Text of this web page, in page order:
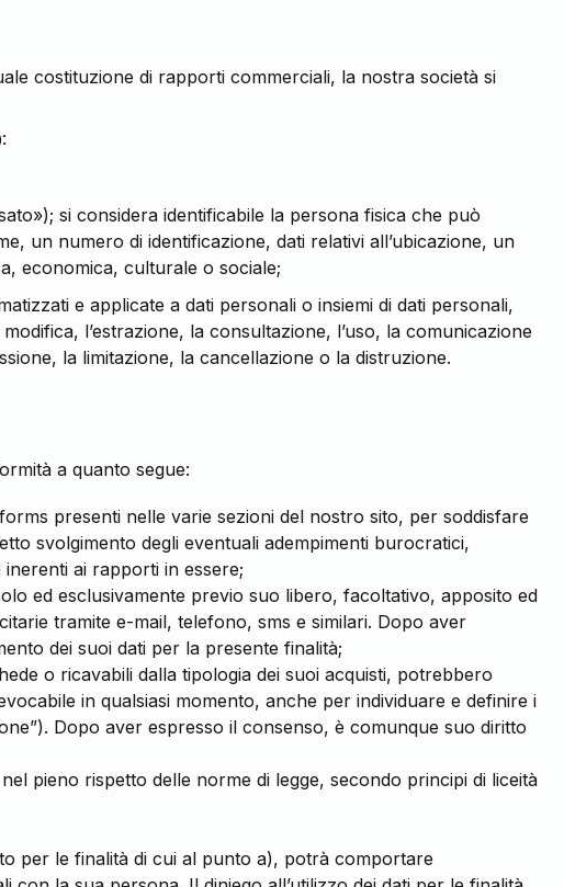
costituzione di rapporti commerciali, la nostra società si
si considera identificabile la persona fisica che può
un numero di identificazione, dati relativi all’ubicazione, un
economica, culturale o sociale;
e applicate a dati personali o insiemi di dati personali,
l’estrazione, la consultazione, l’uso, la comunicazione
la limitazione, la cancellazione o la distruzione.
a quanto segue:
presenti nelle varie sezioni del nostro sito, per soddisfare
svolgimento degli eventuali adempimenti burocratici,
ai rapporti in essere;
ed esclusivamente previo suo libero, facoltativo, apposito ed
tramite e-mail, telefono, sms e similari. Dopo aver
dei suoi dati per la presente finalità;
o ricavabili dalla tipologia dei suoi acquisti, potrebbero
in qualsiasi momento, anche per individuare e definire i
Dopo aver espresso il consenso, è comunque suo diritto
pieno rispetto delle norme di legge, secondo principi di liceità
per le finalità di cui al punto a), potrà comportare